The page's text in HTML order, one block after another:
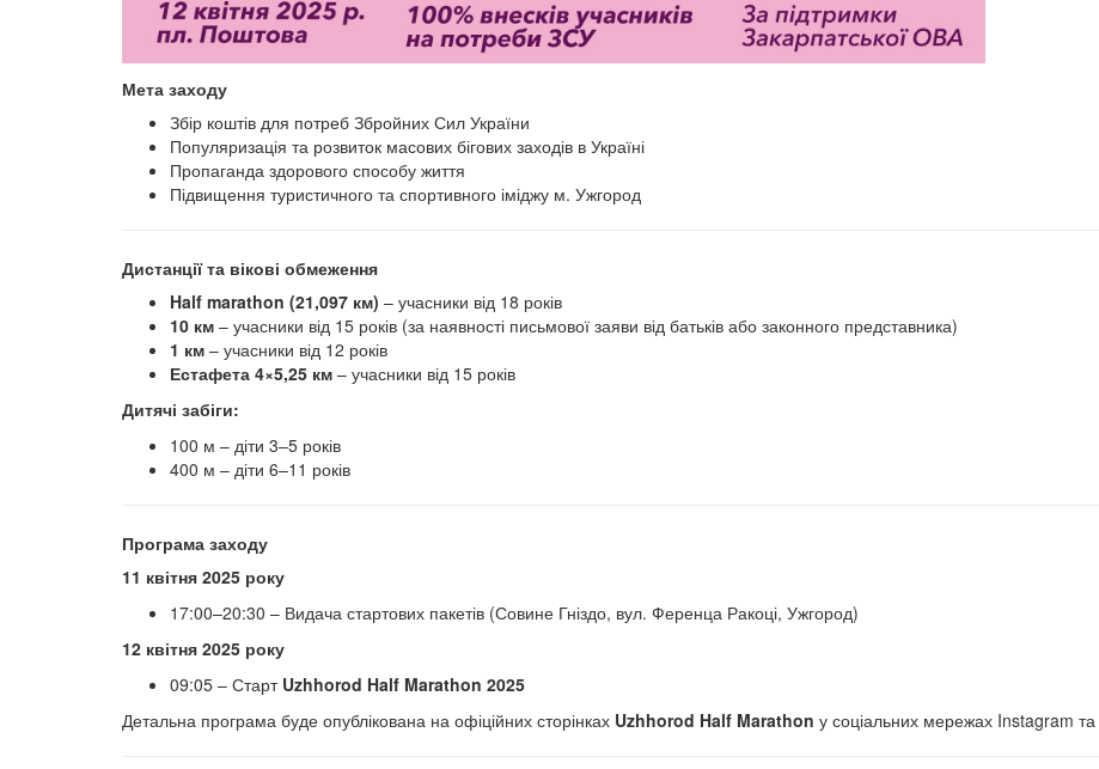
Мета заходу
Збір коштів для потреб Збройних Сил України
Популяризація та розвиток масових бігових заходів в Україні
Пропаганда здорового способу життя
Підвищення туристичного та спортивного іміджу м. Ужгород
Дистанції та вікові обмеження
Half marathon (21,097 км) – учасники від 18 років
10 км – учасники від 15 років (за наявності письмової заяви від батьків або законного представника)
1 км – учасники від 12 років
Естафета 4×5,25 км – учасники від 15 років
Дитячі забіги:
100 м – діти 3–5 років
400 м – діти 6–11 років
Програма заходу
11 квітня 2025 року
17:00–20:30 – Видача стартових пакетів (Совине Гніздо, вул. Ференца Ракоці, Ужгород)
12 квітня 2025 року
09:05 – Старт Uzhhorod Half Marathon 2025
Детальна програма буде опублікована на офіційних сторінках Uzhhorod Half Marathon у соціальних мережах Instagram